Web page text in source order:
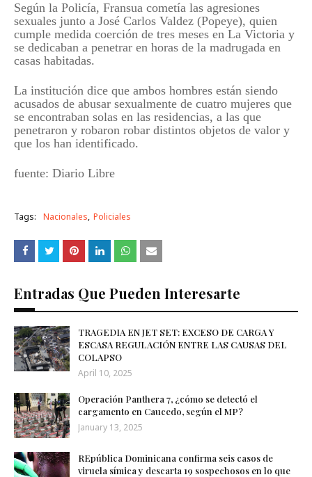
Según la Policía, Fransua cometía las agresiones
sexuales junto a José Carlos Valdez (Popeye), quien
cumple medida coerción de tres meses en La Victoria y
se dedicaban a penetrar en horas de la madrugada en
casas habitadas.
La institución dice que ambos hombres están siendo
acusados de abusar sexualmente de cuatro mujeres que
se encontraban solas en las residencias, a las que
penetraron y robaron robar distintos objetos de valor y
que los han identificado.
fuente: Diario Libre
Tags: Nacionales Policiales
Entradas Que Pueden Interesarte
TRAGEDIA EN JET SET: EXCESO DE CARGA Y
ESCASA REGULACIÓN ENTRE LAS CAUSAS DEL
COLAPSO
April 10, 2025
Operación Panthera 7, ¿cómo se detectó el
cargamento en Caucedo, según el MP?
January 13, 2025
REpública Dominicana confirma seis casos de
viruela símica y descarta 19 sospechosos en lo que